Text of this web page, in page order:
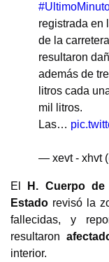
registrada en
de la
resultaron
además de
litros cada
mil litros.
Las…
— xevt - xhvt
El H. Cuerpo de
Estado revisó la
fallecidas, y
resultaron
interior.